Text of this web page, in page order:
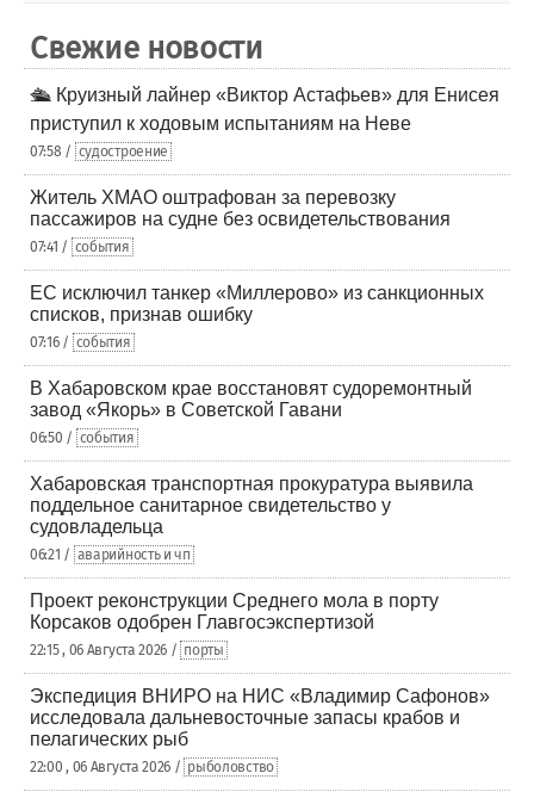
Свежие новости
🛳️ Круизный лайнер «Виктор Астафьев» для Енисея
приступил к ходовым испытаниям на Неве
07:58 / судостроение
Житель ХМАО оштрафован за перевозку
пассажиров на судне без освидетельствования
07:41 / события
ЕС исключил танкер «Миллерово» из санкционных
списков, признав ошибку
07:16 / события
В Хабаровском крае восстановят судоремонтный
завод «Якорь» в Советской Гавани
06:50 / события
Хабаровская транспортная прокуратура выявила
поддельное санитарное свидетельство у
судовладельца
06:21 / аварийность и чп
Проект реконструкции Среднего мола в порту
Корсаков одобрен Главгосэкспертизой
22:15 , 06 Августа 2026 / порты
Экспедиция ВНИРО на НИС «Владимир Сафонов»
исследовала дальневосточные запасы крабов и
пелагических рыб
22:00 , 06 Августа 2026 / рыболовство